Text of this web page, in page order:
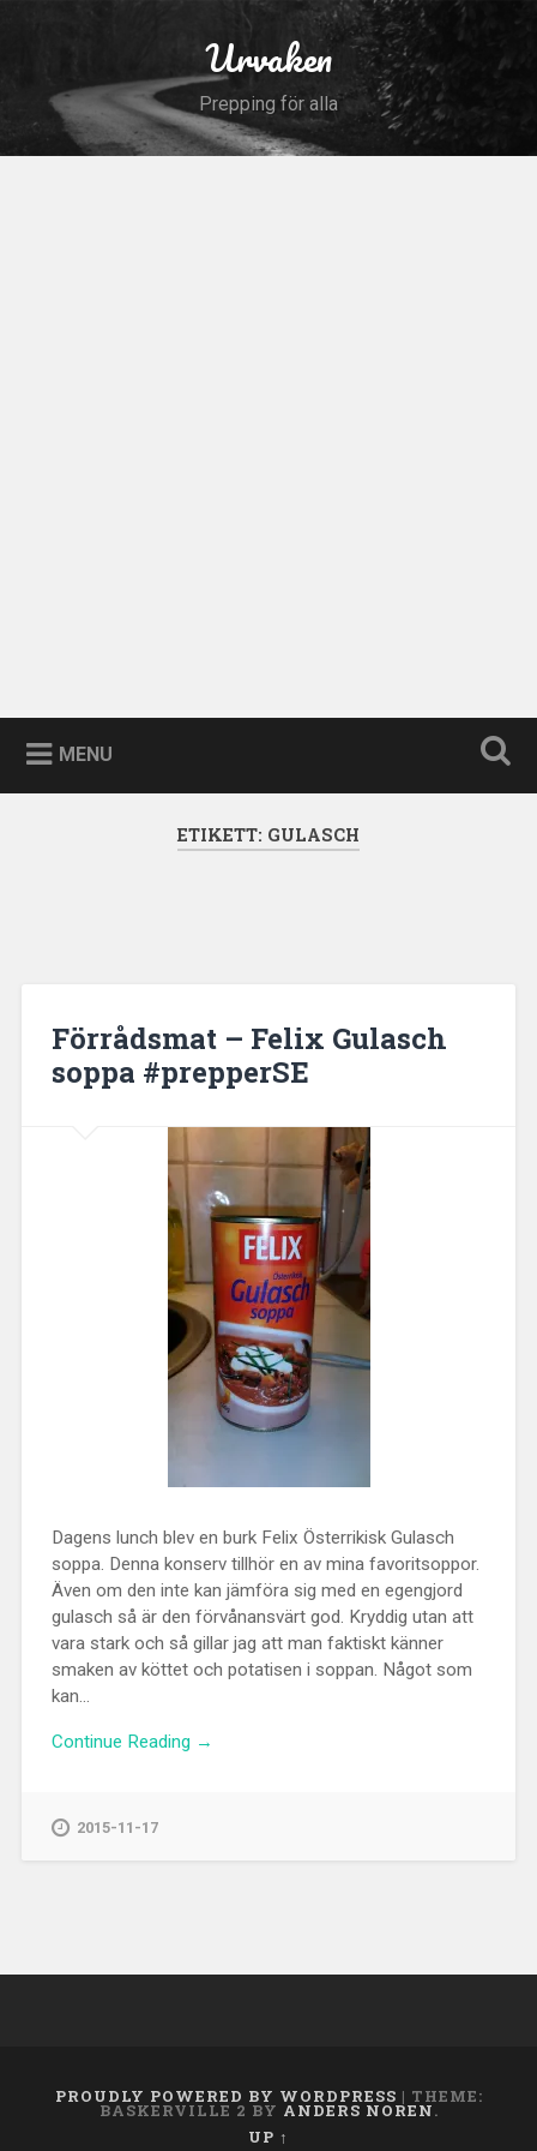
Urvaken
Prepping för alla
MENU
ETIKETT: GULASCH
Förrådsmat – Felix Gulasch
soppa #prepperSE
Dagens lunch blev en burk Felix Österrikisk Gulasch
soppa. Denna konserv tillhör en av mina favoritsoppor.
Även om den inte kan jämföra sig med en egengjord
gulasch så är den förvånansvärt god. Kryddig utan att
vara stark och så gillar jag att man faktiskt känner
smaken av köttet och potatisen i soppan. Något som
kan...
Continue Reading →
2015-11-17
PROUDLY POWERED BY WORDPRESS | THEME:
BASKERVILLE 2 BY ANDERS NOREN.
UP ↑